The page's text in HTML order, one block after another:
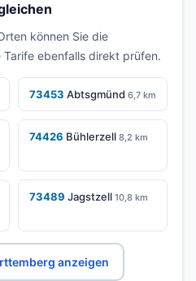
können Sie die
ebenfalls direkt prüfen.
73453 Abtsgmünd 6,7 km
74426 Bühlerzell 8,2 km
73489 Jagstzell 10,8 km
anzeigen